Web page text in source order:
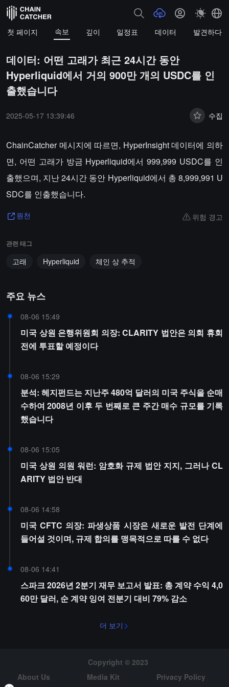
첫 페이지 속보 깊이 일정표 데이터 발견하다
데이터: 어떤 고래가 최근 24시간 동안
Hyperliquid에서 거의 900만 개의 USDC를 인
출했습니다
2025-05-17 13:39:46 수집
ChainCatcher 메시지에 따르면, HyperInsight 데이터에 의하
면, 어떤 고래가 방금 Hyperliquid에서 999,999 USDC를 인
출했으며, 지난 24시간 동안 Hyperliquid에서 총 8,999,991 U
SDC를 인출했습니다.
원천 위험 경고
관련 태그
고래 Hyperliquid 체인 상 추적
주요 뉴스
08-06 15:49
미국 상원 은행위원회 의장: CLARITY 법안은 의회 휴회
전에 투표할 예정이다
08-06 15:29
분석: 헤지펀드는 지난주 480억 달러의 미국 주식을 순매
수하여 2008년 이후 두 번째로 큰 주간 매수 규모를 기록
했습니다
08-06 15:05
미국 상원 의원 워런: 암호화 규제 법안 지지, 그러나 CL
ARITY 법안 반대
08-06 14:58
미국 CFTC 의장: 파생상품 시장은 새로운 발전 단계에
들어설 것이며, 규제 합의를 맹목적으로 따를 수 없다
08-06 14:41
스파크 2026년 2분기 재무 보고서 발표: 총 계약 수익 4,0
60만 달러, 순 계약 잉여 전분기 대비 79% 감소
더 보기
Copyright © 2023
About Us
Media Kit
Privacy Policy